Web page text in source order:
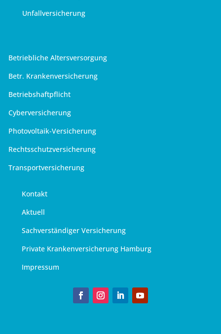
Unfallversicherung
Betriebliche Altersversorgung
Betr. Krankenversicherung
Betriebshaftpflicht
Cyberversicherung
Photovoltaik-Versicherung
Rechtsschutzversicherung
Transportversicherung
Kontakt
Aktuell
Sachverständiger Versicherung
Private Krankenversicherung Hamburg
Impressum